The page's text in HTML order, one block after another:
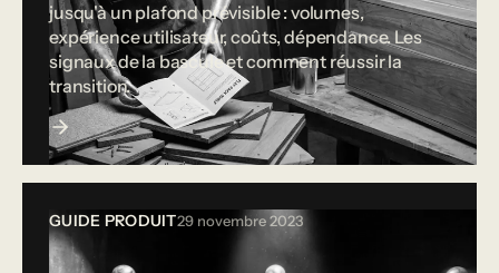
jusqu'à un plafond prévisible : volumes,
expérience utilisateur, coûts, dépendance. Les
signaux de la bascule et comment réussir la
transition.
GUIDE PRODUIT29 novembre 2023